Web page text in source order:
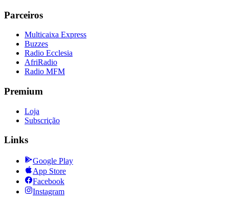
Parceiros
Multicaixa Express
Buzzes
Radio Ecclesia
AfriRadio
Radio MFM
Premium
Loja
Subscrição
Links
Google Play
App Store
Facebook
Instagram